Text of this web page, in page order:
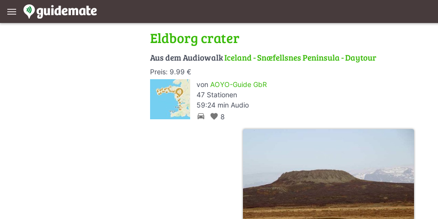
menu
Eldborg crater
Aus dem AudiowalkIceland - Snæfellsnes Peninsula - Daytour
Preis: 9.99 €
von AOYO-Guide GbR
47 Stationen
59:24 min Audio
directions_car favorite 8